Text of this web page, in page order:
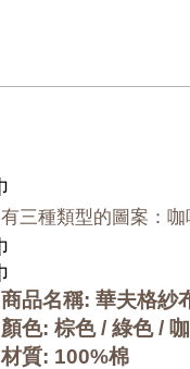
有三種類型的圖案：咖
商品名稱: 華夫格紗
顏色: 棕色 / 綠色 /
材質: 100%棉